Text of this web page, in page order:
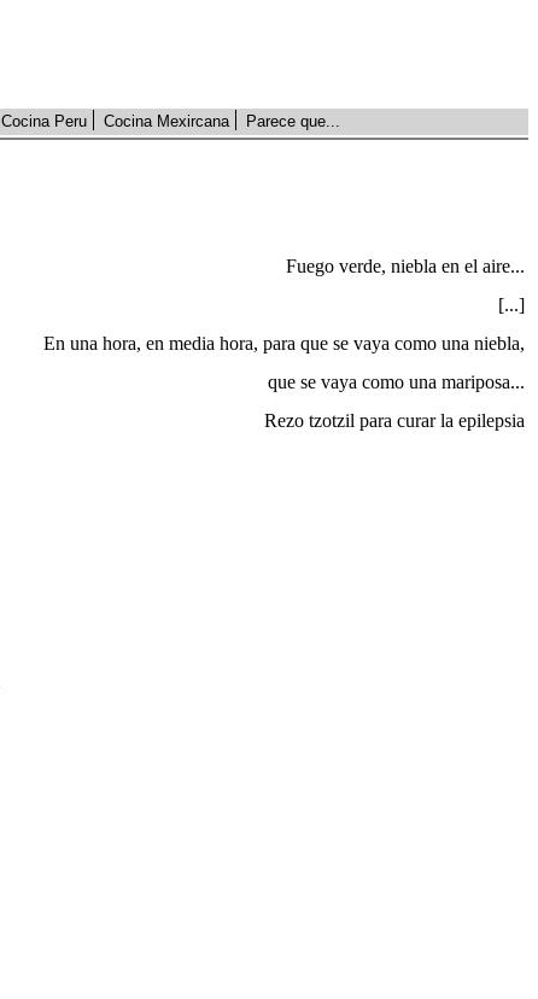
Cocina Peru Cocina Mexircana Parece que...
Fuego verde, niebla en el aire...
[...]
En una hora, en media hora, para que se vaya como una niebla,
que se vaya como una mariposa...
Rezo tzotzil para curar la epilepsia